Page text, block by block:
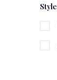
Style